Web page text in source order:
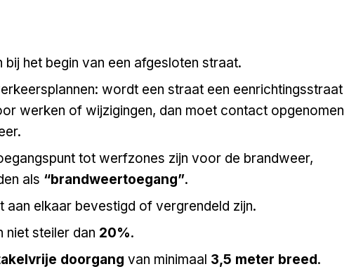
bij het begin van een afgesloten straat.
wordt een straat een eenrichtingsstraat
werken of wijzigingen, dan moet contact opgenomen
tot werfzones zijn voor de brandweer,
als “brandweertoegang”.
aan elkaar bevestigd of vergrendeld zijn.
niet steiler dan 20%.
doorgang van minimaal 3,5 meter breed.